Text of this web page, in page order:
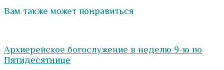
Вам также может понравиться
Архиерейское богослужение в неделю 9-ю по
Пятидесятнице